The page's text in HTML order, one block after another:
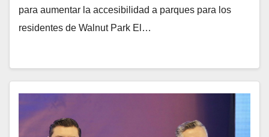
para aumentar la accesibilidad a parques para los
residentes de Walnut Park El…